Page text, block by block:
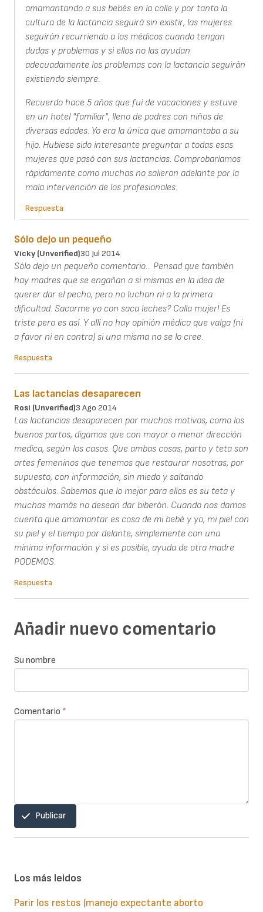
amamantando a sus bebés en la calle y por tanto la
cultura de la lactancia seguirá sin existir, las mujeres
seguirán recurriendo a los médicos cuando tengan
dudas y problemas y si ellos no las ayudan
adecuadamente los problemas con la lactancia seguirán
existiendo siempre.
Recuerdo hace 5 años que fuí de vacaciones y estuve
en un hotel "familiar", lleno de padres con niños de
diversas edades. Yo era la única que amamantaba a su
hijo. Hubiese sido interesante preguntar a todas esas
mujeres que pasó con sus lactancias. Comprobaríamos
rápidamente como muchas no salieron adelante por la
mala intervención de los profesionales.
Respuesta
Sólo dejo un pequeño
Vicky (unverified)30 Jul 2014
Sólo dejo un pequeño comentario... Pensad que también
hay madres que se engañan a si mismas en la idea de
querer dar el pecho, pero no luchan ni a la primera
dificultad. Sacarme yo con saca leches? Calla mujer! Es
triste pero es así. Y allí no hay opinión médica que valga (ni
a favor ni en contra) si una misma no se lo cree.
Respuesta
Las lactancias desaparecen
Rosi (unverified)3 Ago 2014
Las lactancias desaparecen por muchos motivos, como los
buenos partos, digamos que con mayor o menor dirección
medica, según los casos. Que ambas cosas, parto y teta son
artes femeninos que tenemos que restaurar nosotras, por
supuesto, con información, sin miedo y saltando
obstáculos. Sabemos que lo mejor para ellos es su teta y
muchas mamás no desean dar biberón. Cuando nos damos
cuenta que amamantar es cosa de mi bebé y yo, mi piel con
su piel y el tiempo por delante, simplemente con una
mínima información y si es posible, ayuda de otra madre
PODEMOS.
Respuesta
Añadir nuevo comentario
Su nombre
Comentario *
Publicar
Los más leidos
Parir los restos (manejo expectante aborto